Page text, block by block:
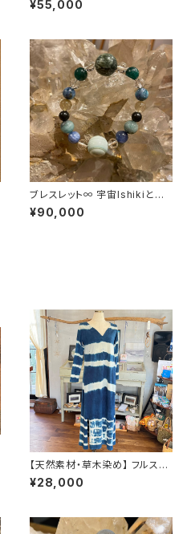
¥55,000
ブレスレット∞ 宇宙Ishikiとバ
ランスと共に∞
¥90,000
【天然素材・草木染め】 フルスリ
ーブワンピース ヘンプコットン
¥28,000